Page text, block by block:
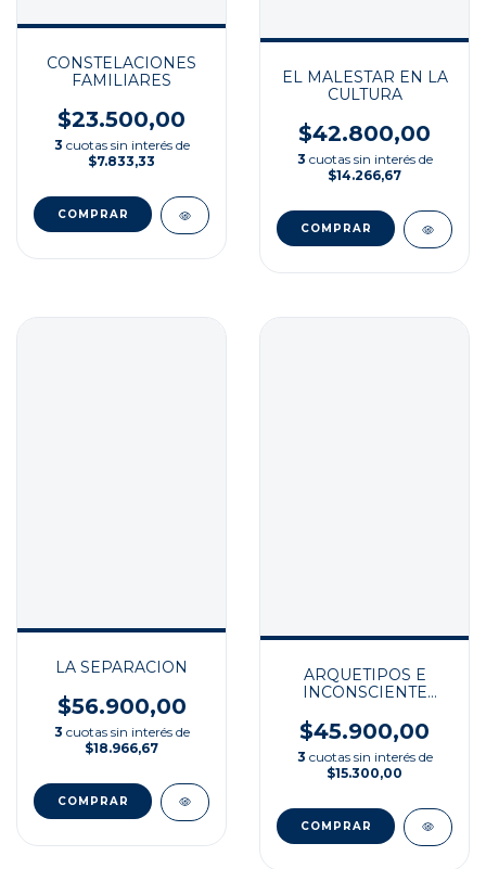
CONSTELACIONES
FAMILIARES
$23.500,00
3 cuotas sin interés de
$7.833,33
EL MALESTAR EN LA
CULTURA
$42.800,00
3 cuotas sin interés de
$14.266,67
LA SEPARACION
$56.900,00
3 cuotas sin interés de
$18.966,67
ARQUETIPOS E
INCONSCIENTE
$45.900,00
3 cuotas sin interés de
$15.300,00